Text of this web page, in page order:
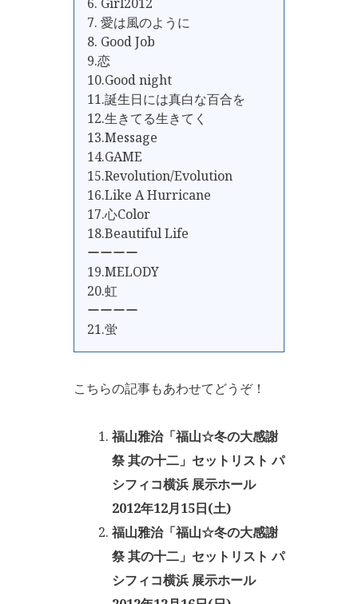
7. 愛は風のように
8. Good Job
9.恋
10.Good night
11.誕生日には真白な百合を
12.生きてる生きてく
13.Message
14.GAME
15.Revolution/Evolution
16.Like A Hurricane
17.心Color
18.Beautiful Life
ーーーー
19.MELODY
20.虹
ーーーー
21.蛍
こちらの記事もあわせてどうぞ！
福山雅治「福山☆冬の大感謝
祭 其の十二」セットリスト パ
シフィコ横浜 展示ホール
2012年12月15日(土)
福山雅治「福山☆冬の大感謝
祭 其の十二」セットリスト パ
シフィコ横浜 展示ホール